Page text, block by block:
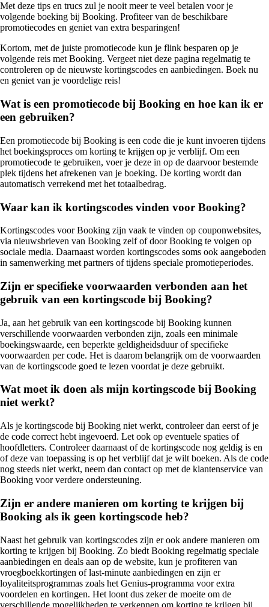
Met deze tips en trucs zul je nooit meer te veel betalen voor je
volgende boeking bij Booking. Profiteer van de beschikbare
promotiecodes en geniet van extra besparingen!
Kortom, met de juiste promotiecode kun je flink besparen op je
volgende reis met Booking. Vergeet niet deze pagina regelmatig te
controleren op de nieuwste kortingscodes en aanbiedingen. Boek nu
en geniet van je voordelige reis!
Wat is een promotiecode bij Booking en hoe kan ik er
een gebruiken?
Een promotiecode bij Booking is een code die je kunt invoeren tijdens
het boekingsproces om korting te krijgen op je verblijf. Om een
promotiecode te gebruiken, voer je deze in op de daarvoor bestemde
plek tijdens het afrekenen van je boeking. De korting wordt dan
automatisch verrekend met het totaalbedrag.
Waar kan ik kortingscodes vinden voor Booking?
Kortingscodes voor Booking zijn vaak te vinden op couponwebsites,
via nieuwsbrieven van Booking zelf of door Booking te volgen op
sociale media. Daarnaast worden kortingscodes soms ook aangeboden
in samenwerking met partners of tijdens speciale promotieperiodes.
Zijn er specifieke voorwaarden verbonden aan het
gebruik van een kortingscode bij Booking?
Ja, aan het gebruik van een kortingscode bij Booking kunnen
verschillende voorwaarden verbonden zijn, zoals een minimale
boekingswaarde, een beperkte geldigheidsduur of specifieke
voorwaarden per code. Het is daarom belangrijk om de voorwaarden
van de kortingscode goed te lezen voordat je deze gebruikt.
Wat moet ik doen als mijn kortingscode bij Booking
niet werkt?
Als je kortingscode bij Booking niet werkt, controleer dan eerst of je
de code correct hebt ingevoerd. Let ook op eventuele spaties of
hoofdletters. Controleer daarnaast of de kortingscode nog geldig is en
of deze van toepassing is op het verblijf dat je wilt boeken. Als de code
nog steeds niet werkt, neem dan contact op met de klantenservice van
Booking voor verdere ondersteuning.
Zijn er andere manieren om korting te krijgen bij
Booking als ik geen kortingscode heb?
Naast het gebruik van kortingscodes zijn er ook andere manieren om
korting te krijgen bij Booking. Zo biedt Booking regelmatig speciale
aanbiedingen en deals aan op de website, kun je profiteren van
vroegboekkortingen of last-minute aanbiedingen en zijn er
loyaliteitsprogrammas zoals het Genius-programma voor extra
voordelen en kortingen. Het loont dus zeker de moeite om de
verschillende mogelijkheden te verkennen om korting te krijgen bij